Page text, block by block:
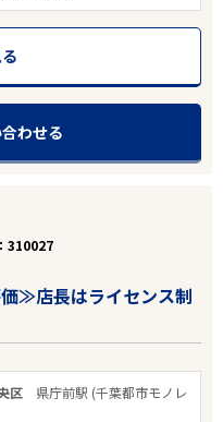
わせる
310027
≫店長はライセンス制
区 県庁前駅 (千葉都市モノレ